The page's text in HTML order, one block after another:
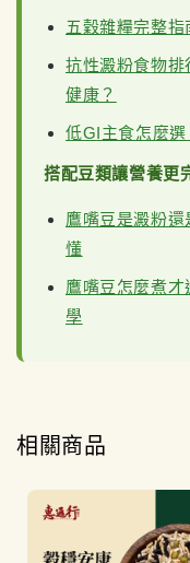
五穀雜糧完整
抗性澱粉食物排
健康？
低GI主食怎麼
搭配豆類讓營養更
鷹嘴豆是澱粉
懂
鷹嘴豆怎麼煮
學
相關商品